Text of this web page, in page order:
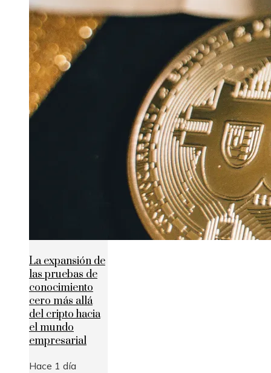
La expansión de
las pruebas de
conocimiento
cero más allá
del cripto hacia
el mundo
empresarial
Hace 1 día